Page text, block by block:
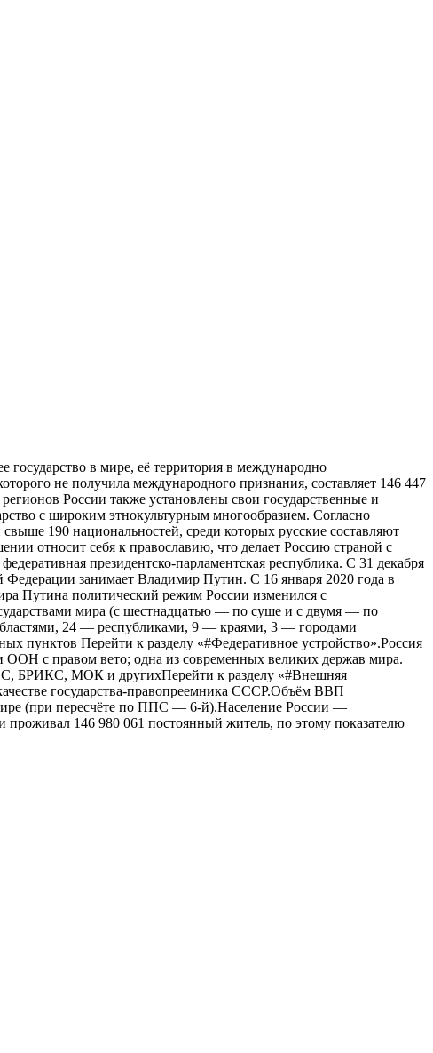
в мире, её территория в международно
не получила международного признания, составляет 146 447
России также установлены свои государственные и
с широким этнокультурным многообразием. Согласно
190 национальностей, среди которых русские составляют
относит себя к православию, что делает Россию страной с
президентско-парламентская республика. С 31 декабря
занимает Владимир Путин. C 16 января 2020 года в
Путина политический режим России изменился с
мира (с шестнадцатью — по суше и с двумя — по
24 — республиками, 9 — краями, 3 — городами
пунктов Перейти к разделу «#Федеративное устройство».Россия
ООН с правом вето; одна из современных великих держав мира.
БРИКС, МОК и другихПерейти к разделу «#Внешняя
государства-правопреемника СССР.Объём ВВП
(при пересчёте по ППС — 6-й).Население России —
146 980 061 постоянный житель, по этому показателю